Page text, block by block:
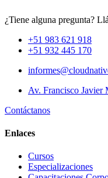
¿Tiene alguna pregunta?
+51 983 621 918
+51 932 445 170
Av. Francisco Javier
Contáctanos
Enlaces
Cursos
Especializaciones